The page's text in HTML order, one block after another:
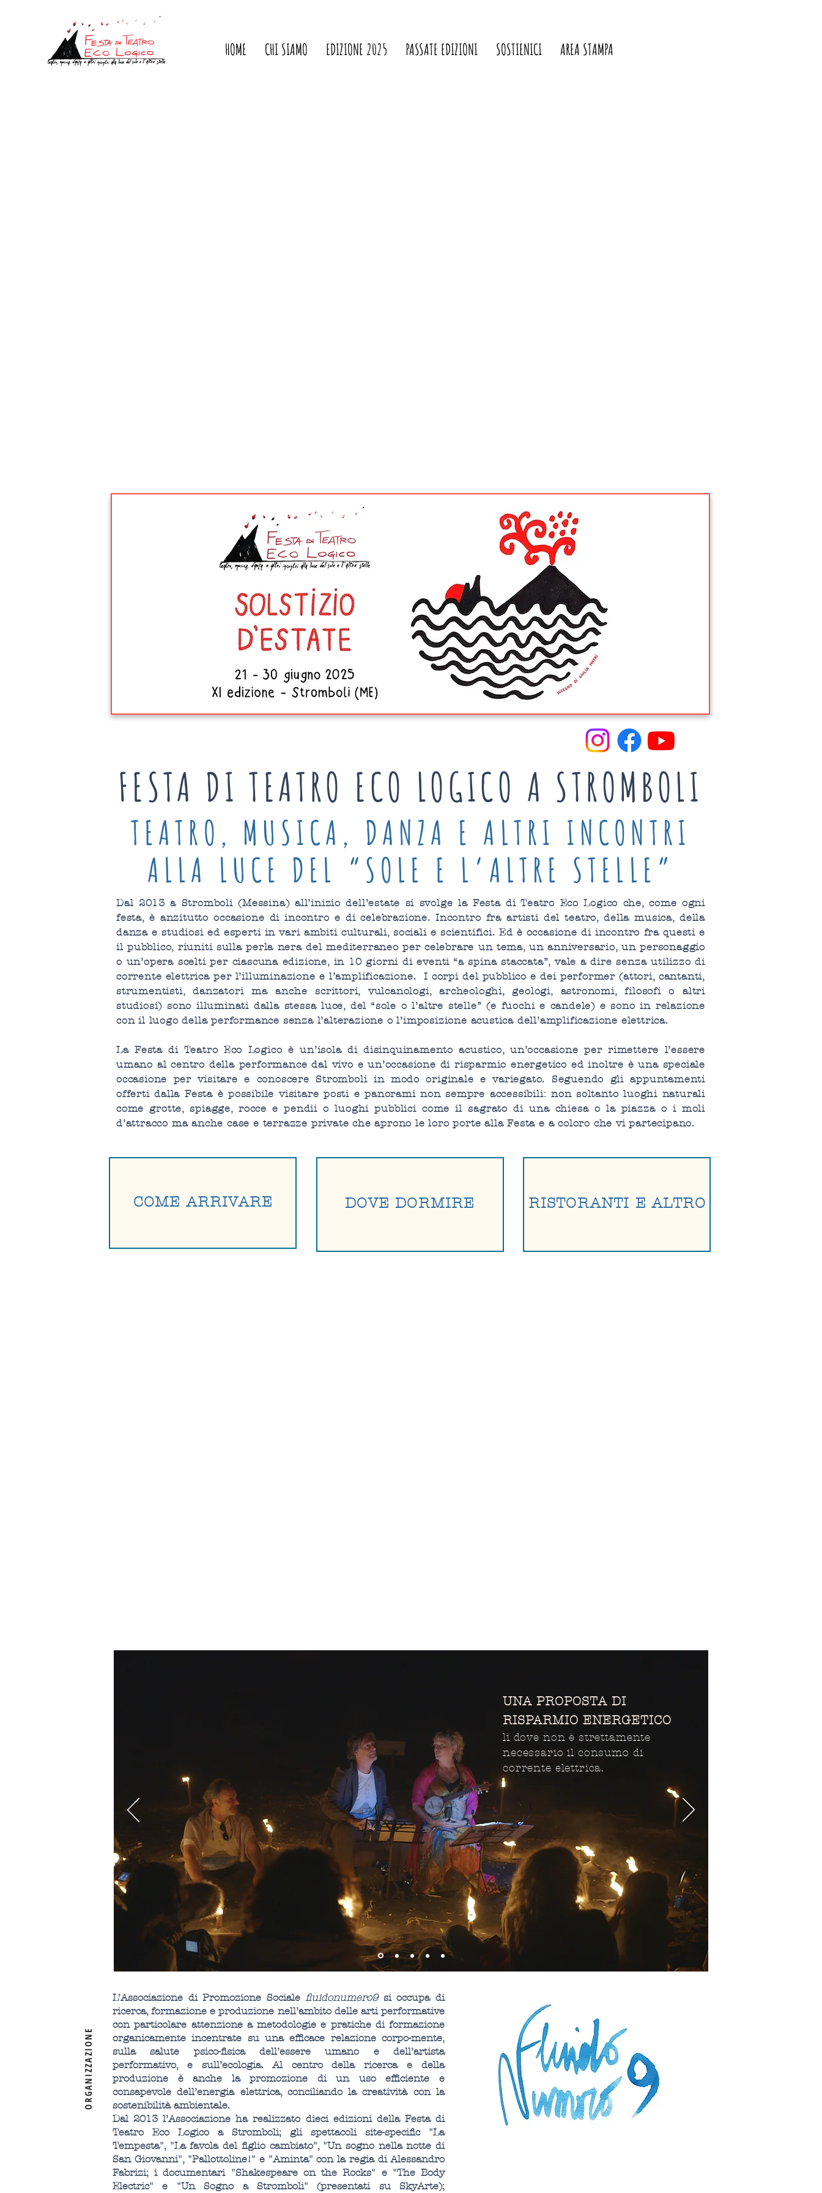
HOME CHI SIAMO EDIZIONE 2025 PASSATE EDIZIONI SOSTIENICI AREA STAMPA
FESTA DI TEATRO ECO LOGICO A STROMBOLI
TEATRO, MUSICA, DANZA E ALTRI INCONTRI
ALLA LUCE DEL “SOLE E L’ALTRE STELLE”
Dal 2013 a Stromboli (Messina) all’inizio dell’estate si svolge la Festa di Teatro Eco Logico che, come ogni
festa, è anzitutto occasione di incontro e di celebrazione. Incontro fra artisti del teatro, della musica, della
danza e studiosi ed esperti in vari ambiti culturali, sociali e scientifici. Ed è occasione di incontro fra questi e
il pubblico, riuniti sulla perla nera del mediterraneo per celebrare un tema, un anniversario, un personaggio
o un’opera scelti per ciascuna edizione, in 10 giorni di eventi “a spina staccata”, vale a dire senza utilizzo di
corrente elettrica per l’illuminazione e l’amplificazione. I corpi del pubblico e dei performer (attori, cantanti,
strumentisti, danzatori ma anche scrittori, vulcanologi, archeologhi, geologi, astronomi, filosofi o altri
studiosi) sono illuminati dalla stessa luce, del “sole o l’altre stelle” (e fuochi e candele) e sono in relazione
con il luogo della performance senza l’alterazione o l’imposizione acustica dell’amplificazione elettrica.
La Festa di Teatro Eco Logico è un’isola di disinquinamento acustico, un’occasione per rimettere l’essere
umano al centro della performance dal vivo e un’occasione di risparmio energetico ed inoltre è una speciale
occasione per visitare e conoscere Stromboli in modo originale e variegato. Seguendo gli appuntamenti
offerti dalla Festa è possibile visitare posti e panorami non sempre accessibili: non soltanto luoghi naturali
come grotte, spiagge, rocce e pendii o luoghi pubblici come il sagrato di una chiesa o la piazza o i moli
d’attracco ma anche case e terrazze private che aprono le loro porte alla Festa e a coloro che vi partecipano.
COME ARRIVARE DOVE DORMIRE RISTORANTI E ALTRO
UNA PROPOSTA DI
RISPARMIO ENERGETICO
lì dove non è strettamente
necessario il consumo di
corrente elettrica.
L’Associazione di Promozione Socialefluidonumero9 si occupa di
ricerca, formazione e produzione nell’ambito delle arti performative
con particolare attenzione a metodologie e pratiche di formazione
organicamente incentrate su una efficace relazione corpo-mente,
sulla salute psico-fisica dell’essere umano e dell’artista
performativo, e sull’ecologia. Al centro della ricerca e della
produzione è anche la promozione di un uso efficiente e
consapevole dell’energia elettrica, conciliando la creatività con la
sostenibilità ambientale.
Dal 2013 l’Associazione ha realizzato dieci edizioni della Festa di
Teatro Eco Logico a Stromboli; gli spettacoli site-specific "La
Tempesta", "La favola del figlio cambiato", "Un sogno nella notte di
San Giovanni", "Pallottoline!" e "Aminta" con la regia di Alessandro
Fabrizi; i documentari "Shakespeare on the Rocks" e "The Body
Electric" e "Un Sogno a Stromboli" (presentati su SkyArte);
E